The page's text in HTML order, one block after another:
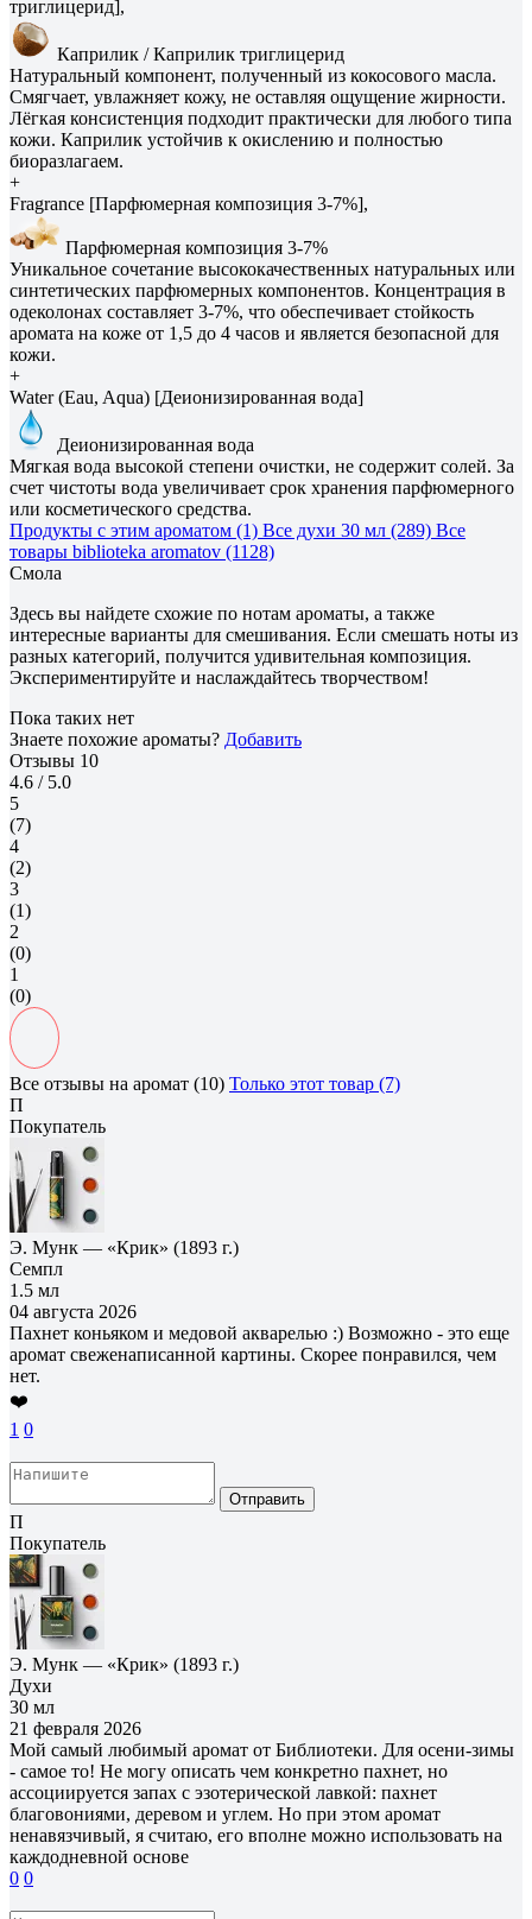
триглицерид],
Каприлик / Каприлик триглицерид
Натуральный компонент, полученный из кокосового масла.
Смягчает, увлажняет кожу, не оставляя ощущение жирности.
Лёгкая консистенция подходит практически для любого типа
кожи. Каприлик устойчив к окислению и полностью
биоразлагаем.
+
Fragrance [Парфюмерная композиция 3-7%],
Парфюмерная композиция 3-7%
Уникальное сочетание высококачественных натуральных или
синтетических парфюмерных компонентов. Концентрация в
одеколонах составляет 3-7%, что обеспечивает стойкость
аромата на коже от 1,5 до 4 часов и является безопасной для
кожи.
+
Water (Eau, Aqua) [Деионизированная вода]
Деионизированная вода
Мягкая вода высокой степени очистки, не содержит солей. За
счет чистоты вода увеличивает срок хранения парфюмерного
или косметического средства.
Продукты с этим ароматом (1) Все духи 30 мл (289) Все
товары biblioteka aromatov (1128)
Смола
Здесь вы найдете схожие по нотам ароматы, а также
интересные варианты для смешивания. Если смешать ноты из
разных категорий, получится удивительная композиция.
Экспериментируйте и наслаждайтесь творчеством!
Пока таких нет
Знаете похожие ароматы? Добавить
Отзывы 10
4.6 / 5.0
5
(7)
4
(2)
3
(1)
2
(0)
1
(0)
Все отзывы на аромат (10) Только этот товар (7)
П
Покупатель
Э. Мунк — «Крик» (1893 г.)
Семпл
1.5 мл
04 августа 2026
Пахнет коньяком и медовой акварелью :) Возможно - это еще
аромат свеженаписанной картины. Скорее понравился, чем
нет.
❤️
1 0
Отправить
П
Покупатель
Э. Мунк — «Крик» (1893 г.)
Духи
30 мл
21 февраля 2026
Мой самый любимый аромат от Библиотеки. Для осени-зимы
- самое то! Не могу описать чем конкретно пахнет, но
ассоциируется запах с эзотерической лавкой: пахнет
благовониями, деревом и углем. Но при этом аромат
ненавязчивый, я считаю, его вполне можно использовать на
каждодневной основе
0 0